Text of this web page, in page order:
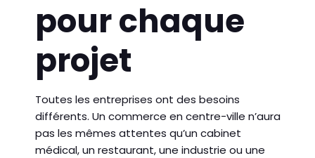
pour chaque
projet
Toutes les entreprises ont des besoins
différents. Un commerce en centre-ville n’aura
pas les mêmes attentes qu’un cabinet
médical, un restaurant, une industrie ou une